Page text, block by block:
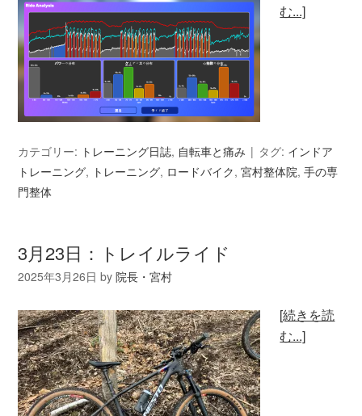
む...]
カテゴリー: トレーニング日誌, 自転車と痛み タグ: インドア
トレーニング, トレーニング, ロードバイク,宮村整体院,手の専
門整体
3月23日：トレイルライド
2025年3月26日 by院長・宮村
[続きを読
む...]